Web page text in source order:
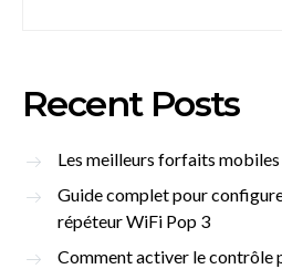
Recent Posts
Les meilleurs forfaits
Guide complet pour
répéteur WiFi Pop 3
Comment activer le contrôle